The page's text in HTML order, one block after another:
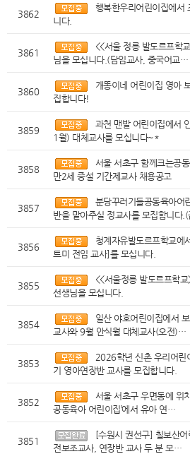
3862
행복한우리어린이집에서
니다.
3861
<<서울 정릉 발도르프학
님을 모십니다.(담임교사, 중국어교…
3860
개똥이네 어린이집 영아
집합니다!
3859
과천 맨발 어린이집에서
1월) 대체교사를 모십니다~*
3858
서울 서초구 함께크는공
만2세 증설 기간제교사 채용공고
3857
분당꾸러기들공동육아어
반을 맡아주실 정교사를 모집합니다
3856
청계자유발도르프학교에
트미 전임 교사]를 모십니다.
3855
<<서울정릉 발도르프학
선생님을 모십니다.
3854
일산 야호어린이집에서
교사와 9월 안식월 대체교사(오전)…
3853
2026학년 신촌 우리어린
기 영아연장반 교사를 모집합니다.
3852
서울 서초구 우면동에 위
공동육아 어린이집’에서 유아 연…
3851
[수원시 권선구] 칠보산
전보조교사, 연장반 교사 두 분 모…